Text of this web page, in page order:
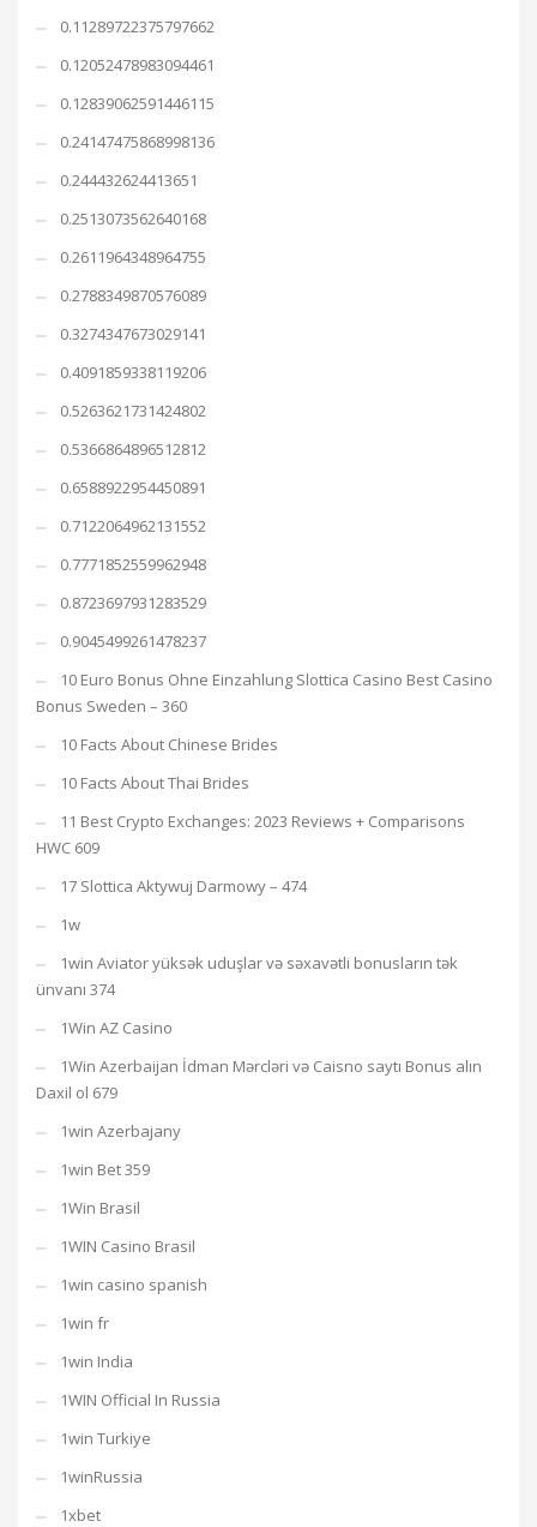
0.11289722375797662
0.12052478983094461
0.12839062591446115
0.24147475868998136
0.244432624413651
0.2513073562640168
0.2611964348964755
0.2788349870576089
0.3274347673029141
0.4091859338119206
0.5263621731424802
0.5366864896512812
0.6588922954450891
0.7122064962131552
0.7771852559962948
0.8723697931283529
0.9045499261478237
10 Euro Bonus Ohne Einzahlung Slottica Casino Best Casino
Bonus Sweden – 360
10 Facts About Chinese Brides
10 Facts About Thai Brides
11 Best Crypto Exchanges: 2023 Reviews + Comparisons
HWC 609
17 Slottica Aktywuj Darmowy – 474
1w
1win Aviator yüksək uduşlar və səxavətli bonusların tək
ünvanı 374
1Win AZ Casino
1Win Azerbaijan İdman Mərcləri və Caisno saytı Bonus alın
Daxil ol 679
1win Azerbajany
1win Bet 359
1Win Brasil
1WIN Casino Brasil
1win casino spanish
1win fr
1win India
1WIN Official In Russia
1win Turkiye
1winRussia
1xbet